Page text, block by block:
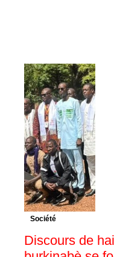
Société
Discours de